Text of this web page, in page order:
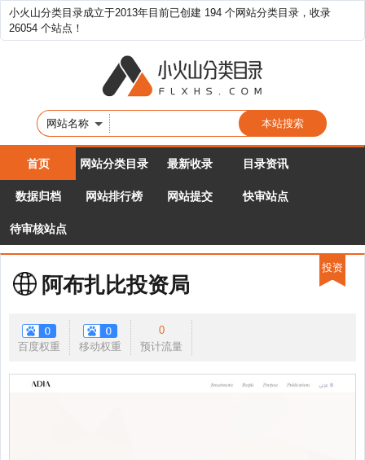
小火山分类目录成立于2013年目前已创建 194 个网站分类目录，收录
26054 个站点！
网站名称
首页 网站分类目录 最新收录 目录资讯
数据归档 网站排行榜 网站提交 快审站点
待审核站点
阿布扎比投资局
百度权重 移动权重
0
预计流量
投资